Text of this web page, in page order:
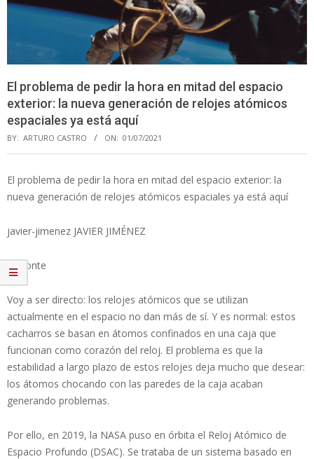
El problema de pedir la hora en mitad del espacio
exterior: la nueva generación de relojes atómicos
espaciales ya está aquí
BY: ARTURO CASTRO ON: 01/07/2021
El problema de pedir la hora en mitad del espacio exterior: la
nueva generación de relojes atómicos espaciales ya está aquí
javier-jimenez JAVIER JIMÉNEZ
@dronte
Voy a ser directo: los relojes atómicos que se utilizan
actualmente en el espacio no dan más de sí. Y es normal: estos
cacharros se basan en átomos confinados en una caja que
funcionan como corazón del reloj. El problema es que la
estabilidad a largo plazo de estos relojes deja mucho que desear:
los átomos chocando con las paredes de la caja acaban
generando problemas.
Por ello, en 2019, la NASA puso en órbita el Reloj Atómico de
Espacio Profundo (DSAC). Se trataba de un sistema basado en